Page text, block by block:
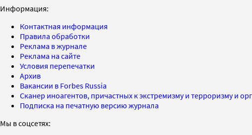
Информация:
Контактная информация
Правила обработки
Реклама в журнале
Реклама на сайте
Условия перепечатки
Архив
Вакансии в Forbes Russia
Сканер иноагентов, причастных к экстремизму и терроризму и
Подписка на печатную версию журнала
Мы в соцсетях: